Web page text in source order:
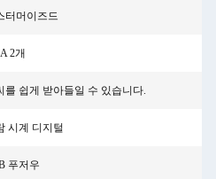
터머이즈드
2개
를 쉽게 받아들일 수 있습니다.
시계 디지털
푸저우